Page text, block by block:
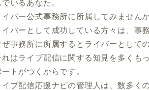
でいるあなた。
イバー公式事務所に所属してみません
イバーとして成功している方々は、事
ぜ事務所に所属するとライバーとして
れはライブ配信に関する知見を多くも
ートがつくからです。
イブ配信応援ナビの管理人は、数多く